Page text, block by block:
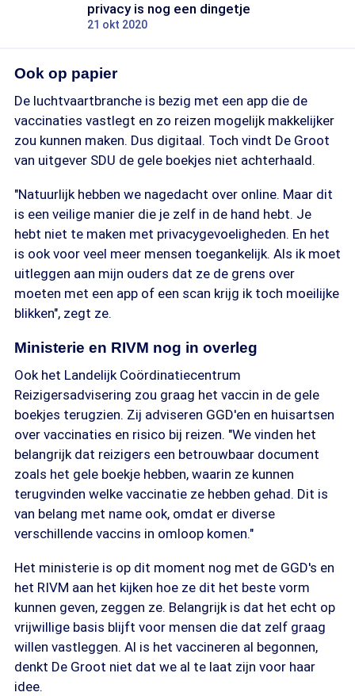
privacy is nog een dingetje
21 okt 2020
Ook op papier
De luchtvaartbranche is bezig met een app die de
vaccinaties vastlegt en zo reizen mogelijk makkelijker
zou kunnen maken. Dus digitaal. Toch vindt De Groot
van uitgever SDU de gele boekjes niet achterhaald.
"Natuurlijk hebben we nagedacht over online. Maar dit
is een veilige manier die je zelf in de hand hebt. Je
hebt niet te maken met privacygevoeligheden. En het
is ook voor veel meer mensen toegankelijk. Als ik moet
uitleggen aan mijn ouders dat ze de grens over
moeten met een app of een scan krijg ik toch moeilijke
blikken", zegt ze.
Ministerie en RIVM nog in overleg
Ook het Landelijk Coördinatiecentrum
Reizigersadvisering zou graag het vaccin in de gele
boekjes terugzien. Zij adviseren GGD'en en huisartsen
over vaccinaties en risico bij reizen. "We vinden het
belangrijk dat reizigers een betrouwbaar document
zoals het gele boekje hebben, waarin ze kunnen
terugvinden welke vaccinatie ze hebben gehad. Dit is
van belang met name ook, omdat er diverse
verschillende vaccins in omloop komen."
Het ministerie is op dit moment nog met de GGD's en
het RIVM aan het kijken hoe ze dit het beste vorm
kunnen geven, zeggen ze. Belangrijk is dat het echt op
vrijwillige basis blijft voor mensen die dat zelf graag
willen vastleggen. Al is het vaccineren al begonnen,
denkt De Groot niet dat we al te laat zijn voor haar
idee.